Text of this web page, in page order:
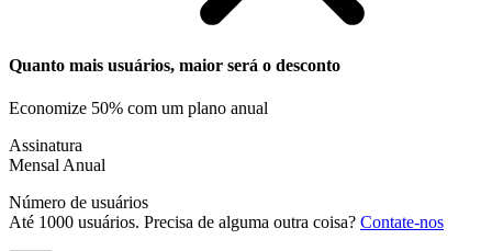
Quanto mais usuários, maior será o desconto
Economize 50% com um plano anual
Assinatura
Mensal Anual
Número de usuários
Até 1000 usuários. Precisa de alguma outra coisa? Contate-nos